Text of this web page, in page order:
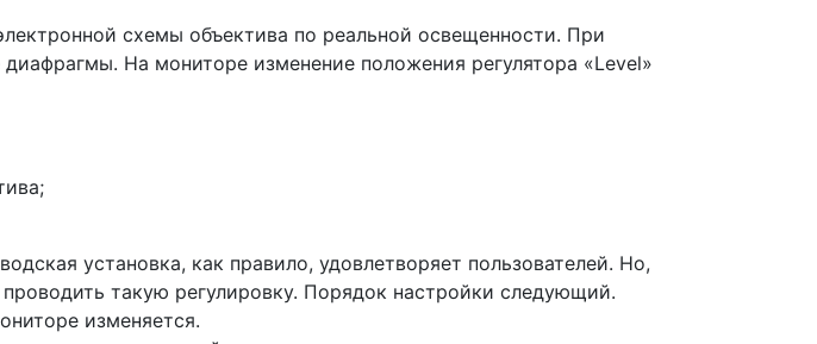
схемы объектива по реальной освещенности. При
На мониторе изменение положения регулятора «Level»
установка, как правило, удовлетворяет пользователей. Но,
такую регулировку. Порядок настройки следующий.
изменяется.